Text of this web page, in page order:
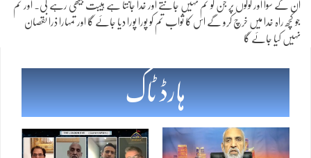
ان کے سوا اور لوگوں پر جن کو تم نہیں جانتے اور خدا جانتا ہے ہیبت بیٹھی رہے گی۔ اور تم
جو کچھ راہ خدا میں خرچ کرو گے اس کا ثواب تم کو پورا پورا دیا جائے گا اور تمہارا ذرا نقصان
نہیں کیا جائے گا
ہارڈ ٹاک